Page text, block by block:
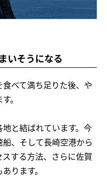
いそうになる
べて満ち足りた後、や
。
と結ばれています。今
、そして長崎空港から
する方法、さらに佐賀
ります。